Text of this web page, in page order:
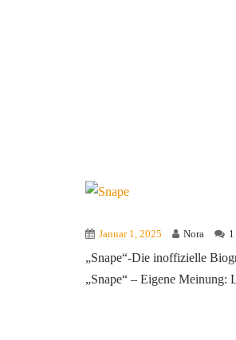
Januar 1, 2025 Nora
„Snape“-Die inoffizielle
„Snape“ – Eigene Meinung: